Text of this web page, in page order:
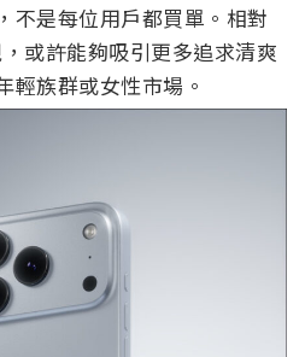
不是每位用戶都買單。相對
或許能夠吸引更多追求清爽
輕族群或女性市場。